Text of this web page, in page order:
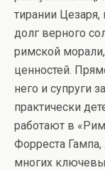
тирании
долг верного
римской
ценностей.
него и супруги
практически
работают в
Форреста
многих